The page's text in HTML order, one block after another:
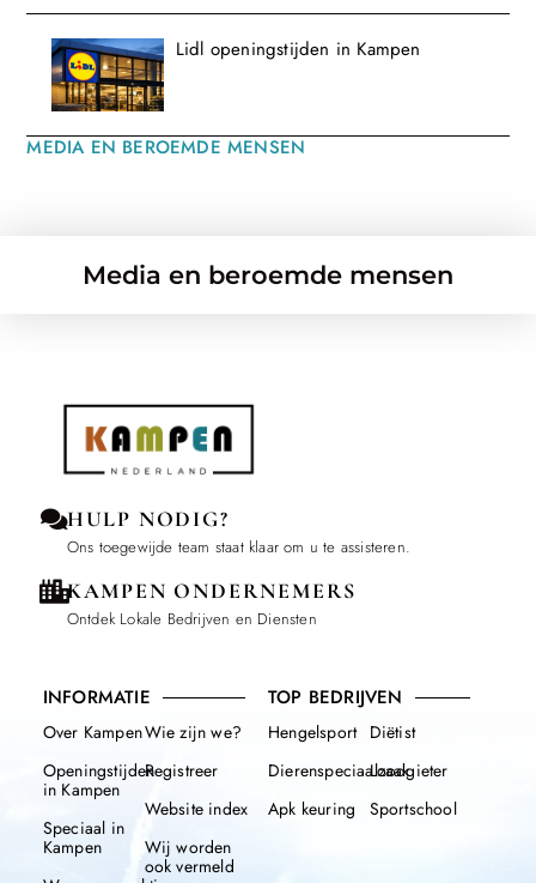
Lidl openingstijden in Kampen
MEDIA EN BEROEMDE MENSEN
Media en beroemde mensen
HULP NODIG?
Ons toegewijde team staat klaar om u te assisteren.
KAMPEN ONDERNEMERS
Ontdek Lokale Bedrijven en Diensten
INFORMATIE
Over Kampen
Openingstijden
in Kampen
Speciaal in
Kampen
Wie zijn we?
Registreer
Website index
Wij worden
ook vermeld
TOP BEDRIJVEN
Hengelsport
Dierenspeciaalzaak
Apk keuring
Diëtist
Loodgieter
Sportschool